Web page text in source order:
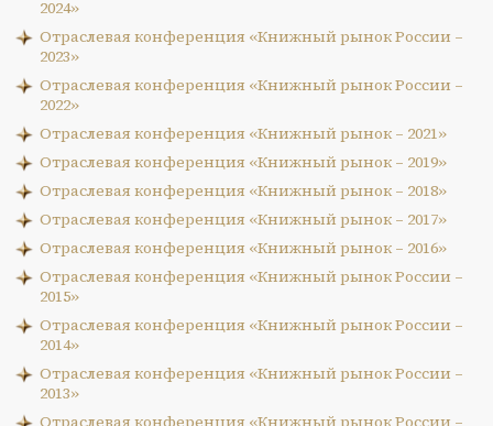
2024»
Отраслевая конференция «Книжный рынок России –
2023»
Отраслевая конференция «Книжный рынок России –
2022»
Отраслевая конференция «Книжный рынок – 2021»
Отраслевая конференция «Книжный рынок – 2019»
Отраслевая конференция «Книжный рынок – 2018»
Отраслевая конференция «Книжный рынок – 2017»
Отраслевая конференция «Книжный рынок – 2016»
Отраслевая конференция «Книжный рынок России –
2015»
Отраслевая конференция «Книжный рынок России –
2014»
Отраслевая конференция «Книжный рынок России –
2013»
Отраслевая конференция «Книжный рынок России –